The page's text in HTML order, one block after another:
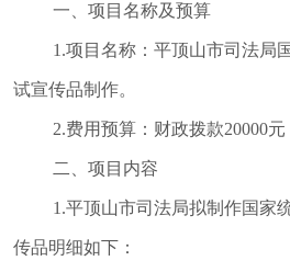
普法
律师
一、项目名称及预算
1.项目名称：平顶山市司法局
试宣传品制作。
2.费用预算：财政拨款20000元
二、项目内容
1.平顶山市司法局拟制作国家
传品明细如下：